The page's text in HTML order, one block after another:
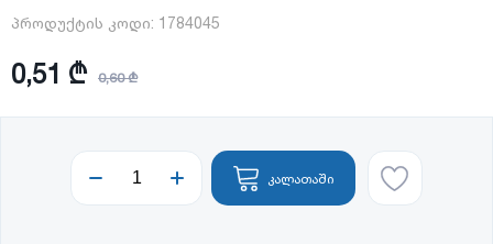
პროდუქტის კოდი: 1784045
0,51 ₾ 0,60 ₾
კალათაში